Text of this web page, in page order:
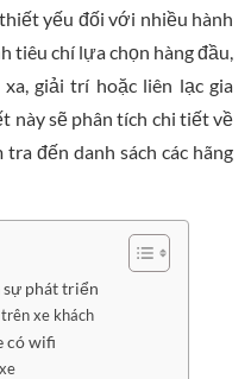
yếu đối với nhiều hành
tiêu chí lựa chọn hàng đầu,
giải trí hoặc liên lạc gia
này sẽ phân tích chi tiết về
đến danh sách các hãng
sự phát triển
xe khách
có wifi